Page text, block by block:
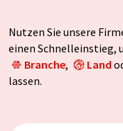
Nutzen Sie unsere
einen Schnelleinstieg,
Branche, Land
lassen.